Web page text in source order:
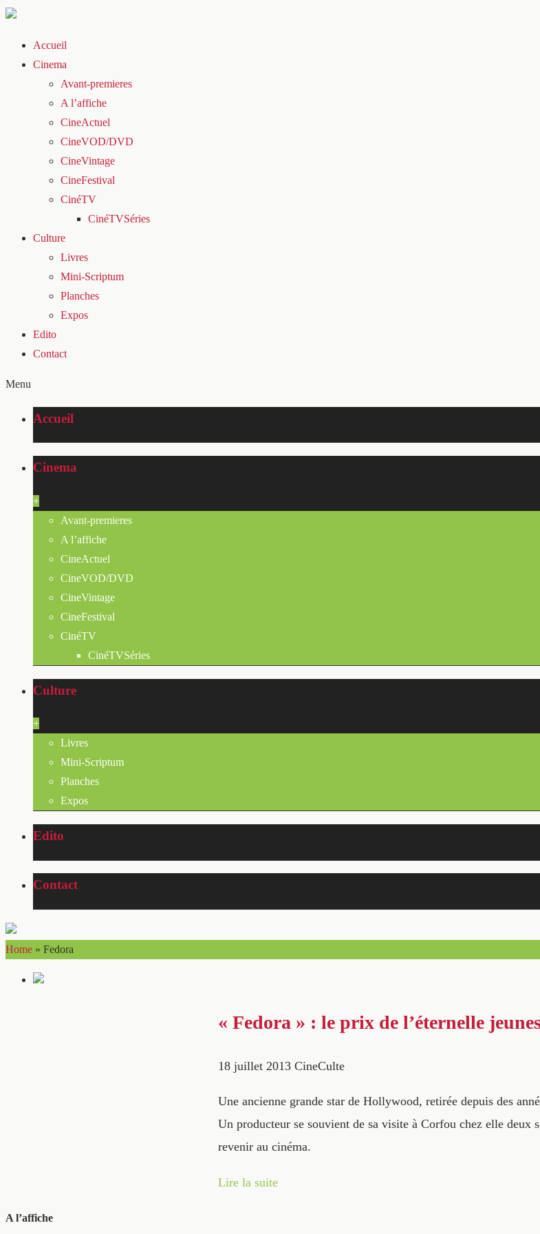
Accueil
Cinema
Avant-premieres
A l’affiche
CineActuel
CineVOD/DVD
CineVintage
CineFestival
CinéTV
CinéTVSéries
Culture
Livres
Mini-Scriptum
Planches
Expos
Edito
Contact
Menu
Accueil
Cinema
+
Avant-premieres
A l’affiche
CineActuel
CineVOD/DVD
CineVintage
CineFestival
CinéTV
CinéTVSéries
Culture
+
Livres
Mini-Scriptum
Planches
Expos
Edito
Contact
Home » Fedora
« Fedora » : le prix de l’éternelle
18 juillet 2013 CineCulte
Une ancienne grande star de Hollywood, retirée depuis des
Un producteur se souvient de sa visite à Corfou chez elle deux
revenir au cinéma.
Lire la suite
A l’affiche